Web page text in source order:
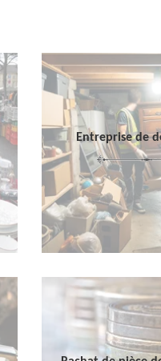
Entreprise de